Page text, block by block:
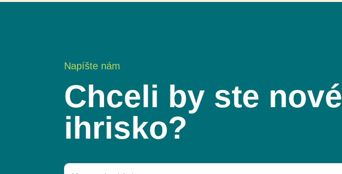
Napíšte nám
Chceli by ste nové
ihrisko?